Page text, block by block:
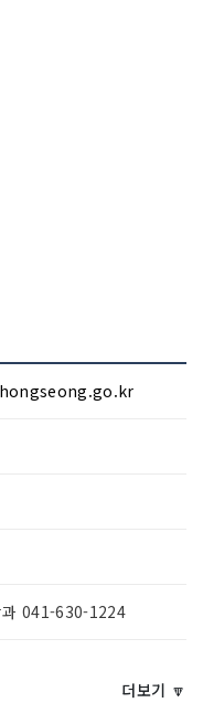
과 041-630-1224
더보기 🔽